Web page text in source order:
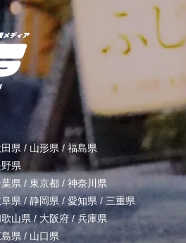
県 / 山形県/ 福島県
県
県 / 東京都 / 神奈川県
県 / 静岡県 / 愛知県 / 三重県
山県/ 大阪府 /兵庫県
島県 / 山口県